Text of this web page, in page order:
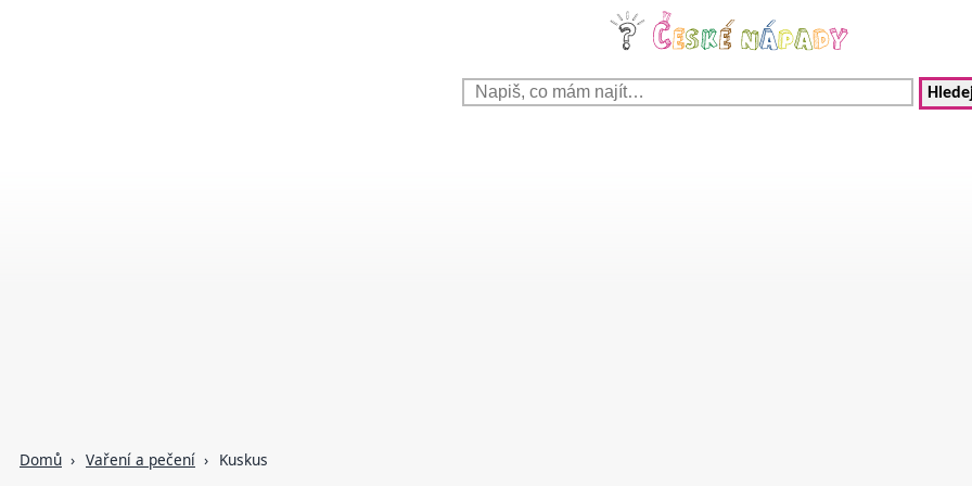
Domů Vaření a pečení Kuskus